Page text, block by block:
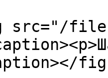
files/